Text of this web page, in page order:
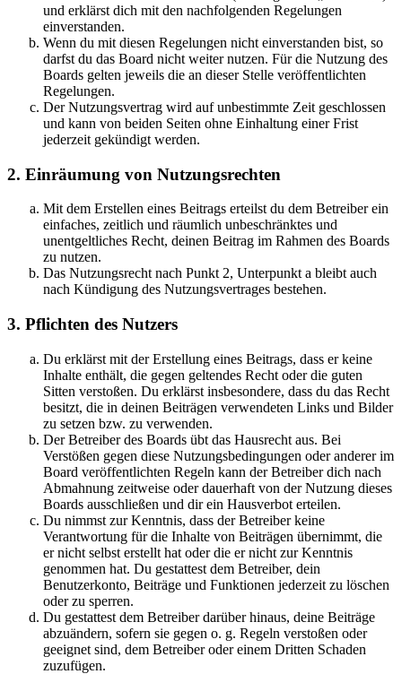
und erklärst dich mit den nachfolgenden Regelungen
einverstanden.
Wenn du mit diesen Regelungen nicht einverstanden bist, so
darfst du das Board nicht weiter nutzen. Für die Nutzung des
Boards gelten jeweils die an dieser Stelle veröffentlichten
Regelungen.
Der Nutzungsvertrag wird auf unbestimmte Zeit geschlossen
und kann von beiden Seiten ohne Einhaltung einer Frist
jederzeit gekündigt werden.
2. Einräumung von Nutzungsrechten
Mit dem Erstellen eines Beitrags erteilst du dem Betreiber ein
einfaches, zeitlich und räumlich unbeschränktes und
unentgeltliches Recht, deinen Beitrag im Rahmen des Boards
zu nutzen.
Das Nutzungsrecht nach Punkt 2, Unterpunkt a bleibt auch
nach Kündigung des Nutzungsvertrages bestehen.
3. Pflichten des Nutzers
Du erklärst mit der Erstellung eines Beitrags, dass er keine
Inhalte enthält, die gegen geltendes Recht oder die guten
Sitten verstoßen. Du erklärst insbesondere, dass du das Recht
besitzt, die in deinen Beiträgen verwendeten Links und Bilder
zu setzen bzw. zu verwenden.
Der Betreiber des Boards übt das Hausrecht aus. Bei
Verstößen gegen diese Nutzungsbedingungen oder anderer im
Board veröffentlichten Regeln kann der Betreiber dich nach
Abmahnung zeitweise oder dauerhaft von der Nutzung dieses
Boards ausschließen und dir ein Hausverbot erteilen.
Du nimmst zur Kenntnis, dass der Betreiber keine
Verantwortung für die Inhalte von Beiträgen übernimmt, die
er nicht selbst erstellt hat oder die er nicht zur Kenntnis
genommen hat. Du gestattest dem Betreiber, dein
Benutzerkonto, Beiträge und Funktionen jederzeit zu löschen
oder zu sperren.
Du gestattest dem Betreiber darüber hinaus, deine Beiträge
abzuändern, sofern sie gegen o. g. Regeln verstoßen oder
geeignet sind, dem Betreiber oder einem Dritten Schaden
zuzufügen.